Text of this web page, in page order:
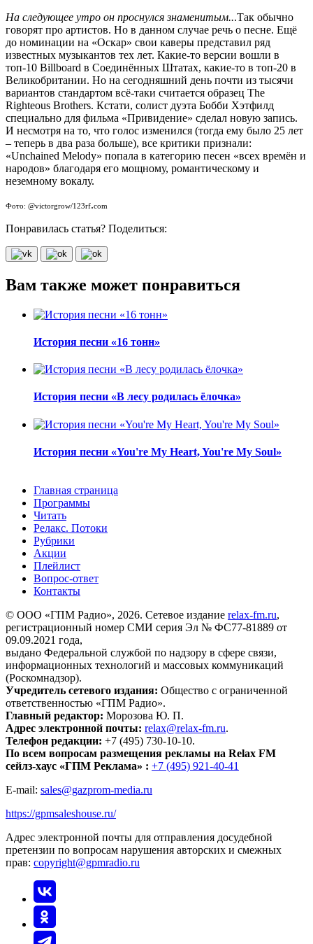
На следующее утро он проснулся знаменитым...Так обычно
говорят про артистов. Но в данном случае речь о песне. Ещё
до номинации на «Оскар» свои каверы представил ряд
известных музыкантов тех лет. Какие-то версии вошли в
топ-10 Billboard в Соединённых Штатах, какие-то в топ-20 в
Великобритании. Но на сегодняшний день почти из тысячи
вариантов стандартом всё-таки считается образец The
Righteous Brothers. Кстати, солист дуэта Бобби Хэтфилд
специально для фильма «Привидение» сделал новую запись.
И несмотря на то, что голос изменился (тогда ему было 25 лет
– теперь в два раза больше), все критики признали:
«Unchained Melody» попала в категорию песен «всех времён и
народов» благодаря его мощному, романтическому и
неземному вокалу.
Фото: @victorgrow/123rf.com
Понравилась статья? Поделиться:
Вам также может понравиться
История песни «16 тонн»
История песни «В лесу родилась ёлочка»
История песни «You're My Heart, You're My Soul»
Главная страница
Программы
Читать
Релакс. Потоки
Рубрики
Акции
Плейлист
Вопрос-ответ
Контакты
© ООО «ГПМ Радио», 2026. Сетевое издание relax-fm.ru,
регистрационный номер СМИ серия Эл № ФС77-81889 от
09.09.2021 года,
выдано Федеральной службой по надзору в сфере связи,
информационных технологий и массовых коммуникаций
(Роскомнадзор).
Учредитель сетевого издания: Общество с ограниченной
ответственностью «ГПМ Радио».
Главный редактор: Морозова Ю. П.
Адрес электронной почты: relax@relax-fm.ru.
Телефон редакции: +7 (495) 730-10-10.
По всем вопросам размещения рекламы на Relax FM
сейлз-хаус «ГПМ Реклама» : +7 (495) 921-40-41
E-mail: sales@gazprom-media.ru
https://gpmsaleshouse.ru/
Адрес электронной почты для отправления досудебной
претензии по вопросам нарушения авторских и смежных
прав: copyright@gpmradio.ru